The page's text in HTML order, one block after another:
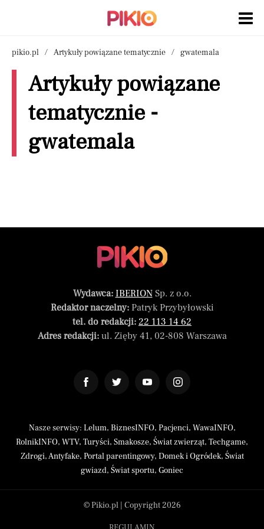
pikio.pl Artykuły powiązane tematycznie gwatemala
Artykuły powiązane
tematycznie -
gwatemala
Wydawca: IBERIONSp. z o.o.
Redaktor naczelny:Patryk Przybyłowski
tel. do redakcji: 22 113 14 62
Adres redakcji:ul. Zięby 41, 02-808 Warszawa
Nasze serwisy: Lelum, BiznesINFO, Pacjenci, WawaINFO,
RolnikINFO, WTV, Turyści, Smakosze, Świat zwierząt, Techgame,
Zdrogi,Antyfake, Portal parentingowy, Domek i Ogródek, Świat
gwiazd, Świat sportu, Goniec
© Pikio.pl | Copyright 2026